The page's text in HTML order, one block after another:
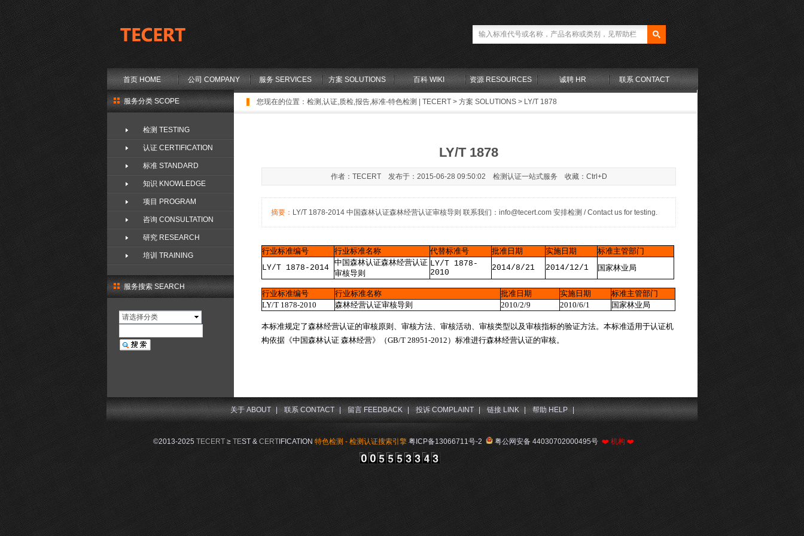
首页 HOME 公司 COMPANY 服务 SERVICES 方案 SOLUTIONS 百科 WIKI 资源 RESOURCES 诚聘 HR 联系 CONTACT
您现在的位置： 检测,认证,质检,报告,标准-特色检测 | TECERT > 方案 SOLUTIONS > LY/T 1878
服务搜索 SEARCH
请选择分类
LY/T 1878
作者：TECERT 发布于：2015-06-28 09:50:02 检测认证一站式服务 收藏：Ctrl+D
摘要： LY/T 1878-2014 中国森林认证森林经营认证审核导则 联系我们：info@tecert.com 安排检测 / Contact us for testing.
行业标准编号 行业标准名称 代替标准号 批准日期 实施日期
标准主管部门
LY/T 1878-2014
中国森林认证森林经营认证
审核导则
LY/T 1878-
2010
2014/8/21 2014/12/1 国家林业局
行业标准编号 行业标准名称 批准日期 实施日期
标准主管部门
LY/T 1878-2010
森林经营认证审核导则 2010/2/9 2010/6/1 国家林业局
本标准规定了森林经营认证的审核原则、审核方法、审核活动、审核类型以及审核指标的验证方法。本标准适用于认证机
构依据《中国森林认证 森林经营》（GB/T 28951-2012 ）标准进行森林经营认证的审核。
服务分类 SCOPE
检测 TESTING
认证 CERTIFICATION
标准 STANDARD
知识 KNOWLEDGE
项目 PROGRAM
咨询 CONSULTATION
研究 RESEARCH
培训 TRAINING
©2013-2025 TECERT≥TEST & CERTIFICATION 特色检测 - 检测认证搜索引擎 粤ICP备13066711号-2 粤公网安备 44030702000495号 ❤️ 机构 ❤️
关于 ABOUT | 联系 CONTACT | 留言 FEEDBACK 投诉 COMPLAINT | 链接 LINK | 帮助 HELP |